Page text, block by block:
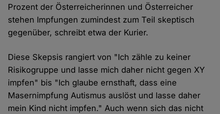
Prozent der Österreicherinnen und Österreicher
stehen Impfungen zumindest zum Teil skeptisch
gegenüber, schreibt etwa der Kurier.
Diese Skepsis rangiert von "Ich zähle zu keiner
Risikogruppe und lasse mich daher nicht gegen XY
impfen" bis "Ich glaube ernsthaft, dass eine
Masernimpfung Autismus auslöst und lasse daher
mein Kind nicht impfen." Auch wenn sich das nicht